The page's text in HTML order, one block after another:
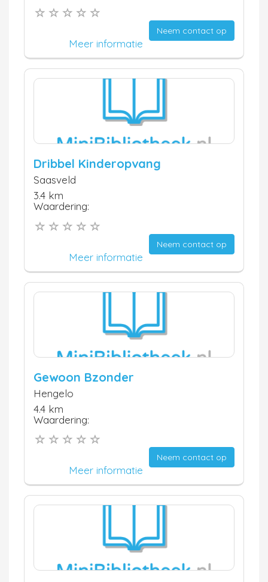
Neem contact op
Meer informatie
Dribbel Kinderopvang
Saasveld
3.4 km
Waardering:
Neem contact op
Meer informatie
Gewoon Bzonder
Hengelo
4.4 km
Waardering:
Neem contact op
Meer informatie